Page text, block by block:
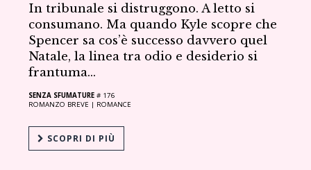
In tribunale si distruggono. A letto si
consumano. Ma quando Kyle scopre che
Spencer sa cos’è successo davvero quel
Natale, la linea tra odio e desiderio si
frantuma...
SENZA SFUMATURE # 176
ROMANZO BREVE | ROMANCE
SCOPRI DI PIÙ